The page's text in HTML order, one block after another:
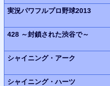
実況パワフルプロ野球2013
428 ～封鎖された渋谷で～
シャイニング・アーク
シャイニング・ハーツ